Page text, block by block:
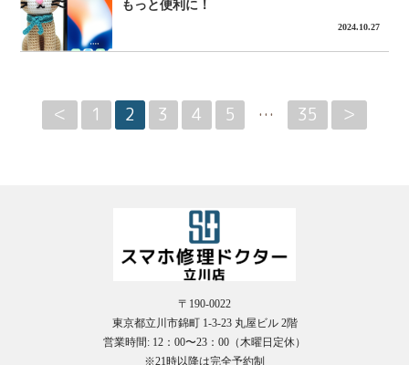
もっと便利に！
2024.10.27
＜ 1 2 3 4 5 … 35 ＞
〒190-0022
東京都立川市錦町 1-3-23 丸屋ビル 2階
営業時間: 12：00〜23：00（木曜日定休）
※21時以降は完全予約制